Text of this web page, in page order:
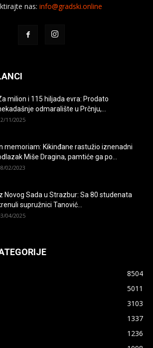
nas: info@gradski.online
milion i 115 hiljada evra: Prodato
odmaralište u Prčnju,...
11/2025
memoriam: Kikinđane rastužio iznenadni
Miše Dragina, pamtiće ga po...
02/2023
Iz Novog Sada u Strazbur: Sa 80 studenata
supružnici Tanović...
04/2025
8504
5011
3103
1337
1236